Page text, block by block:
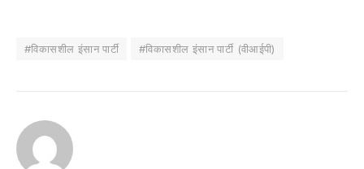
#विकासशील इंसान पार्टी #विकासशील इंसान पार्टी (वीआईपी)